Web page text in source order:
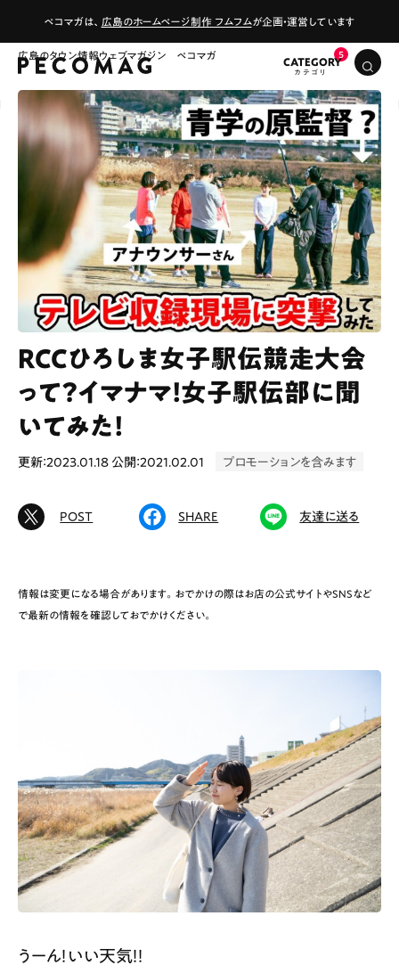
ペコマガは、 広島のホームページ制作 フムフムが企画・運営しています
広島のタウン情報ウェブマガジン ペコマガ
CATEGORY
# ファミリーにおすすめ # 女子旅におすすめ
# テイクアウト
# コーヒー
News
ペコマガとは 運営会社
スポット情報 広告掲載について
プライバシーポリシー インフォマティブデータポリシー
RCCひろしま女子駅伝競走大会
って？イマナマ！女子駅伝部に聞
いてみた！
更新：2023.01.18 公開：2021.02.01 プロモーションを含みます
POST SHARE 友達に送る
情報は変更になる場合があります。おでかけの際はお店の公式サイトやSNSなど
で最新の情報を確認しておでかけください。
うーん！いい天気！！